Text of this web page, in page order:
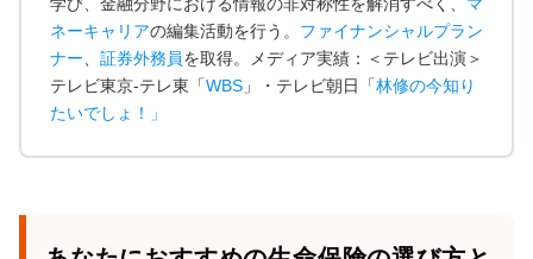
ネーキャリアの編集活動を行う。 ファイナンシャルプラン
ナー
証券外務員を取得。メディア実績：＜テレビ出演＞
テレビ東京-テレ東「WBS 」・テレビ朝日「林修の今知り
たいでしょ！
」